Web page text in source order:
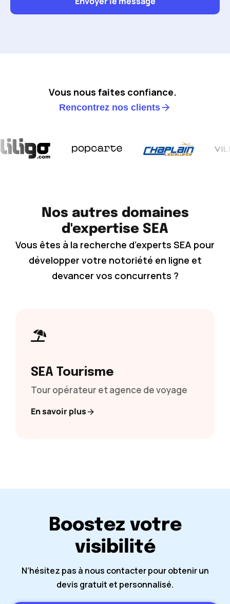
Vous nous faites confiance.
Rencontrez nos clients
Nos autres domaines
d'expertise SEA
Vous êtes à la recherche d’experts SEA pour
développer votre notoriété en ligne et
devancer vos concurrents ?
SEA Tourisme
Tour opérateur et agence de voyage
En savoir plus
Boostez votre
visibilité
N’hésitez pas à nous contacter pour obtenir un
devis gratuit et personnalisé.